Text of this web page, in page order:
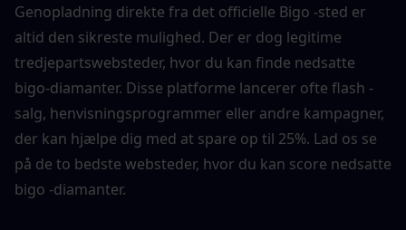
Genopladning direkte fra det officielle Bigo -sted er
altid den sikreste mulighed. Der er dog legitime
tredjepartswebsteder, hvor du kan finde nedsatte
bigo-diamanter. Disse platforme lancerer ofte flash -
salg, henvisningsprogrammer eller andre kampagner,
der kan hjælpe dig med at spare op til 25%. Lad os se
på de to bedste websteder, hvor du kan score nedsatte
bigo -diamanter.